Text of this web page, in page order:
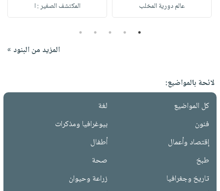
عالم دورية المخلب المكتشف الصغير : ا
1
2
3
4
5
المزيد من البنود »
لائحة بالمواضيع:
كل المواضيع
لغة
فنون
بيوغرافيا ومذكرات
إقتصاد وأعمال
أطفال
طبخ
صحة
تاريخ وجغرافيا
زراعة وحيوان